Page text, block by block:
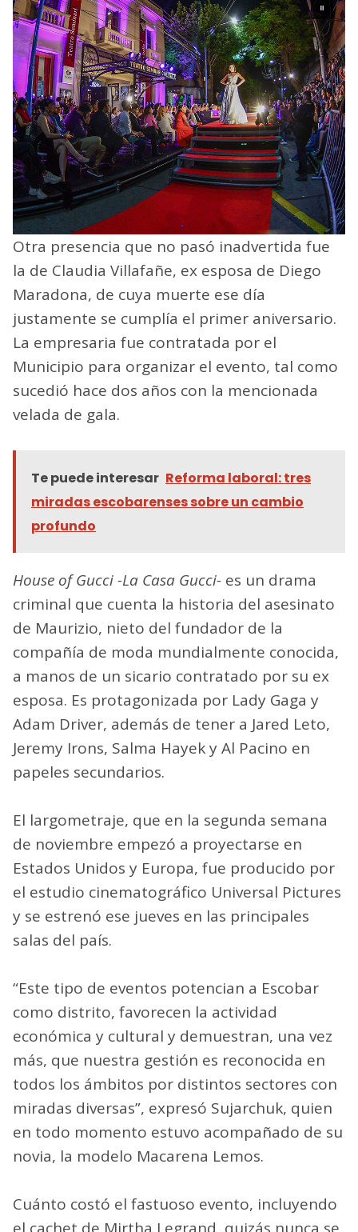
Otra presencia que no pasó inadvertida fue
la de Claudia Villafañe, ex esposa de Diego
Maradona, de cuya muerte ese día
justamente se cumplía el primer aniversario.
La empresaria fue contratada por el
Municipio para organizar el evento, tal como
sucedió hace dos años con la mencionada
velada de gala.
Te puede interesar Reforma laboral: tres
miradas escobarenses sobre un cambio
profundo
House of Gucci -La Casa Gucci- es un drama
criminal que cuenta la historia del asesinato
de Maurizio, nieto del fundador de la
compañía de moda mundialmente conocida,
a manos de un sicario contratado por su ex
esposa. Es protagonizada por Lady Gaga y
Adam Driver, además de tener a Jared Leto,
Jeremy Irons, Salma Hayek y Al Pacino en
papeles secundarios.
El largometraje, que en la segunda semana
de noviembre empezó a proyectarse en
Estados Unidos y Europa, fue producido por
el estudio cinematográfico Universal Pictures
y se estrenó ese jueves en las principales
salas del país.
“Este tipo de eventos potencian a Escobar
como distrito, favorecen la actividad
económica y cultural y demuestran, una vez
más, que nuestra gestión es reconocida en
todos los ámbitos por distintos sectores con
miradas diversas”, expresó Sujarchuk, quien
en todo momento estuvo acompañado de su
novia, la modelo Macarena Lemos.
Cuánto costó el fastuoso evento, incluyendo